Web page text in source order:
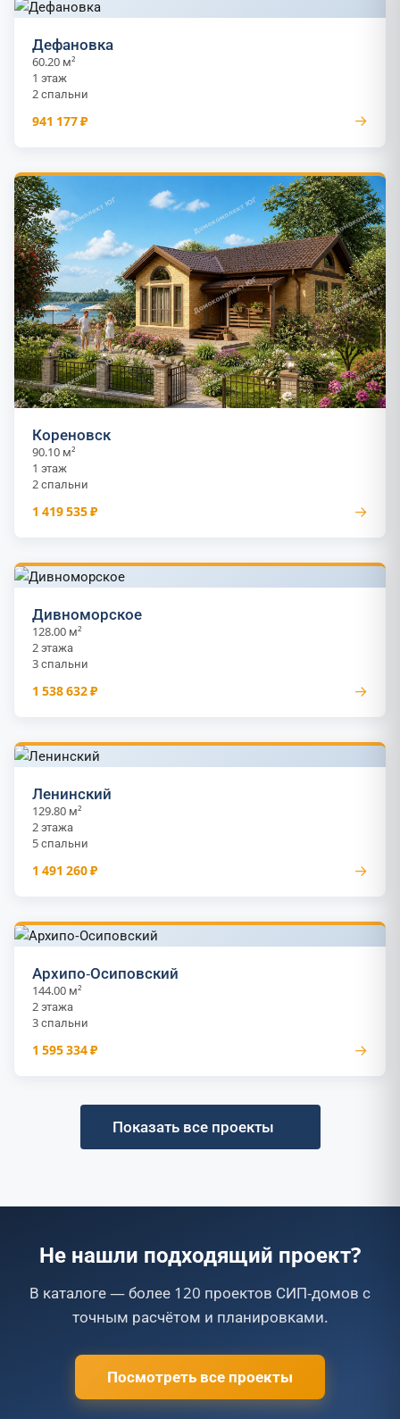
Дефановка
60.20 м²
1 этаж
2 спальни
941 177 ₽ →
Кореновск
90.10 м²
1 этаж
2 спальни
1 419 535 ₽ →
Дивноморское
128.00 м²
2 этажа
3 спальни
1 538 632 ₽ →
Ленинский
129.80 м²
2 этажа
5 спальни
1 491 260 ₽ →
Архипо-Осиповский
144.00 м²
2 этажа
3 спальни
1 595 334 ₽ →
Показать все проекты
Не нашли подходящий проект?
В каталоге — более 120 проектов СИП-домов с
точным расчётом и планировками.
Посмотреть все проекты